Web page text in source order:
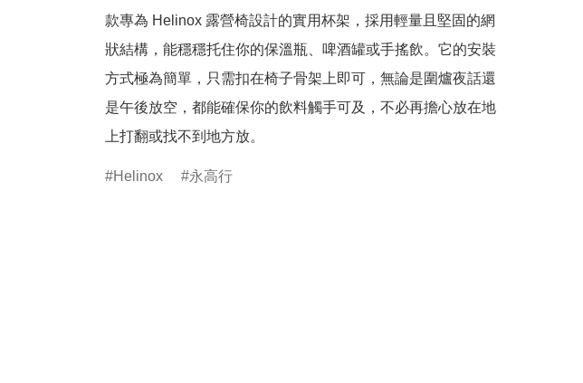
款專為 Helinox 露營椅設計的實用杯架，採用輕量且堅固的網
狀結構，能穩穩托住你的保溫瓶、啤酒罐或手搖飲。它的安裝
方式極為簡單，只需扣在椅子骨架上即可，無論是圍爐夜話還
是午後放空，都能確保你的飲料觸手可及，不必再擔心放在地
上打翻或找不到地方放。
Helinox 永高行